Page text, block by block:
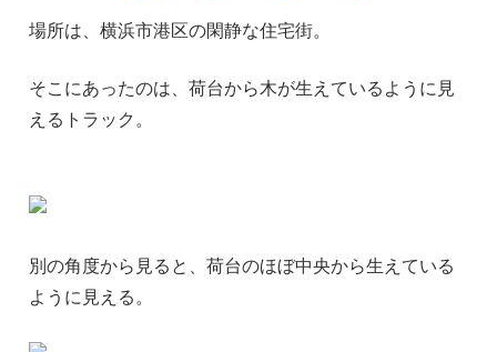
場所は、横浜市港区の閑静な住宅街。
そこにあったのは、荷台から木が生えているように見
えるトラック。
別の角度から見ると、荷台のほぼ中央から生えている
ように見える。